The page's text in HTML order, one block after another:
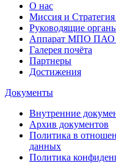
О нас
Миссия и
Руководящие
Аппарат МПО ПАО
Галерея почёта
Партнеры
Достижения
Документы
Внутренние
Архив документов
Политика в
данных
Политика